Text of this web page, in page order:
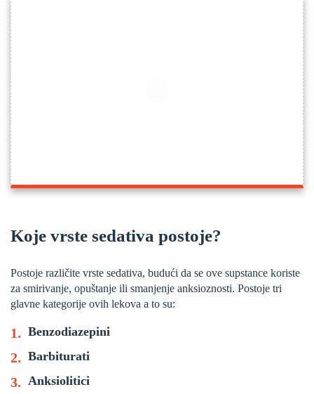
Koje vrste sedativa postoje?
Postoje različite vrste sedativa, budući da se ove supstance koriste
za smirivanje, opuštanje ili smanjenje anksioznosti. Postoje tri
glavne kategorije ovih lekova a to su:
Benzodiazepini
Barbiturati
Anksiolitici